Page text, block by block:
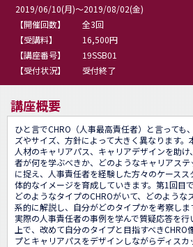
2019/06/10(月)～2019/08/02(金)
【開催回数】
全3回
【受講料】
16,500円
【講座番号】
19SSB01
【受付状況】
受付終了
講座概要
ひと言でCHRO（人事最高責任者）と言っても
ズやサイズ、方針によって大きく異なります
人材のキャリアパス、キャリアデザインを助け
者が何を学ぶべきか、どのようなキャリアス
に捉え、人事責任者を経験した方々のケース
体的なイメージを育成していきます。第1回目
どのようなタイプのCHROがいて、どのような
系的に解説し、自分がどのタイプかを考察し
実際の人事責任者の事例を学んで質疑応答を
上で、改めて自分のタイプと目指すべきCHRO
プとキャリアパスをデザインしながらディスカ